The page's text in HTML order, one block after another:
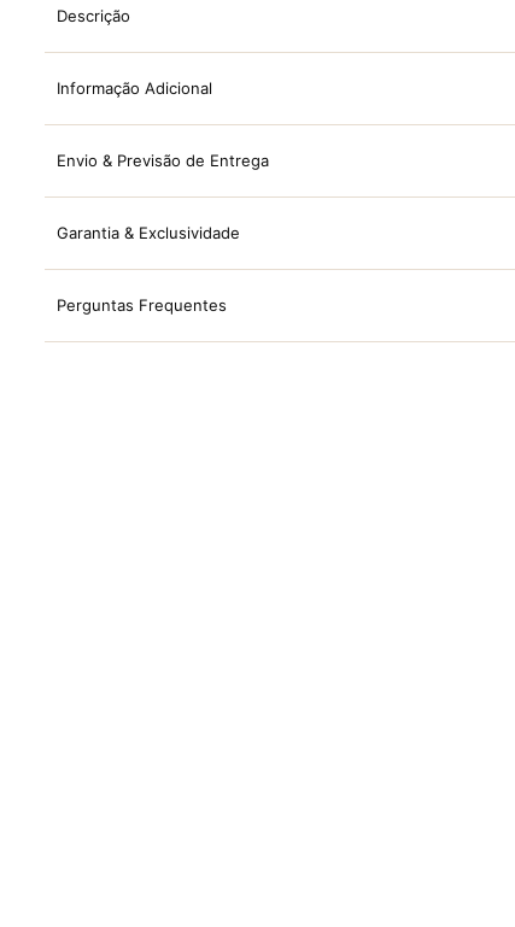
Descrição
Informação Adicional
Envio & Previsão de Entrega
Garantia & Exclusividade
Perguntas Frequentes